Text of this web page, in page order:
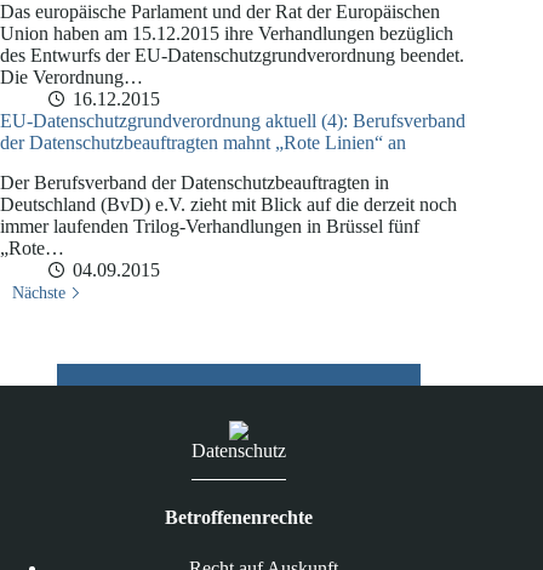
Das europäische Parlament und der Rat der Europäischen
Union haben am 15.12.2015 ihre Verhandlungen bezüglich
des Entwurfs der EU-Datenschutzgrundverordnung beendet.
Die Verordnung…
16.12.2015
EU-Datenschutzgrundverordnung aktuell (4): Berufsverband
der Datenschutzbeauftragten mahnt „Rote Linien“ an
Der Berufsverband der Datenschutzbeauftragten in
Deutschland (BvD) e.V. zieht mit Blick auf die derzeit noch
immer laufenden Trilog-Verhandlungen in Brüssel fünf
„Rote…
04.09.2015
Nächste
Datenschutz
Betroffenenrechte